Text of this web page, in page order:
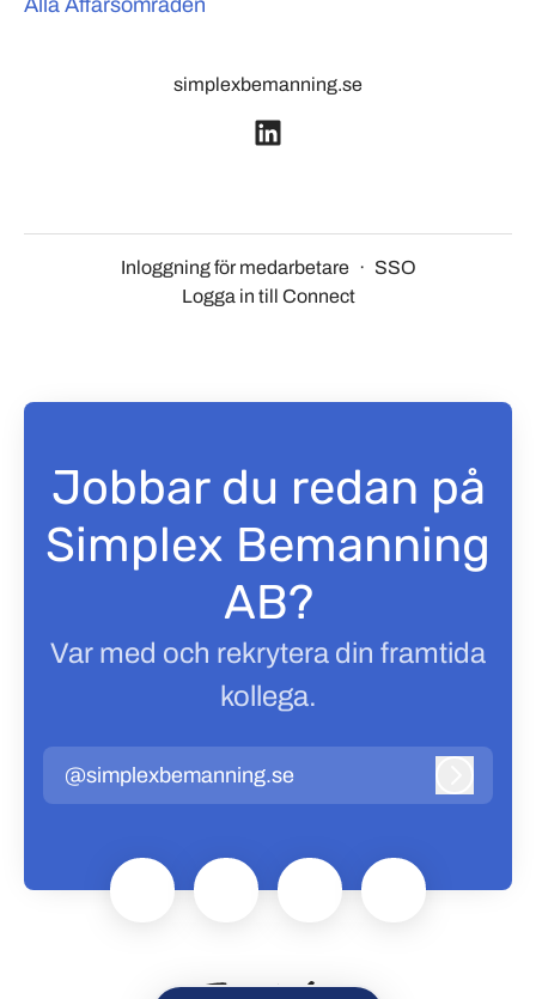
Alla Affärsområden
simplexbemanning.se
Inloggning för medarbetare · SSO
Logga in till Connect
Jobbar du redan på
Simplex Bemanning
AB?
Var med och rekrytera din framtida
kollega.
@simplexbemanning.se